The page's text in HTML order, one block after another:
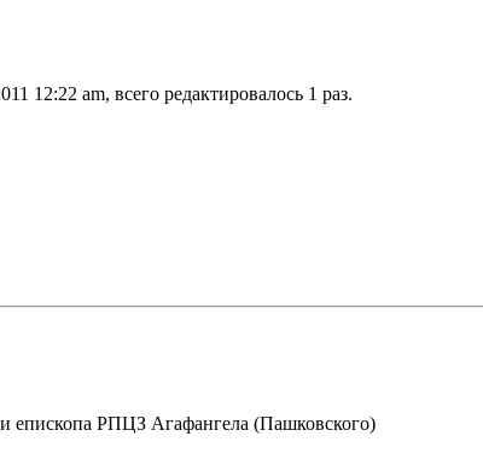
12:22 am, всего редактировалось 1 раз.
епископа РПЦЗ Агафангела (Пашковского)